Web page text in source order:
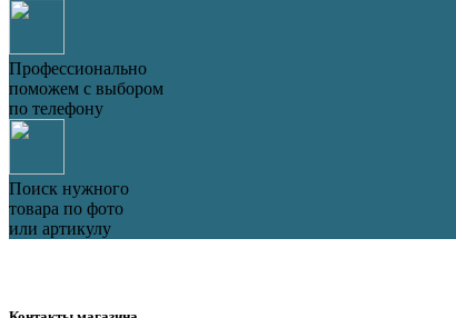
Профессионально
поможем с выбором
по телефону
Поиск нужного
товара по фото
или артикулу